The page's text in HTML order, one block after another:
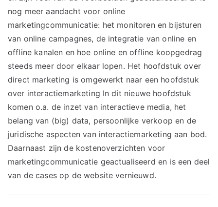
nog meer aandacht voor online
marketingcommunicatie: het monitoren en bijsturen
van online campagnes, de integratie van online en
offline kanalen en hoe online en offline koopgedrag
steeds meer door elkaar lopen. Het hoofdstuk over
direct marketing is omgewerkt naar een hoofdstuk
over interactiemarketing In dit nieuwe hoofdstuk
komen o.a. de inzet van interactieve media, het
belang van (big) data, persoonlijke verkoop en de
juridische aspecten van interactiemarketing aan bod.
Daarnaast zijn de kostenoverzichten voor
marketingcommunicatie geactualiseerd en is een deel
van de cases op de website vernieuwd.